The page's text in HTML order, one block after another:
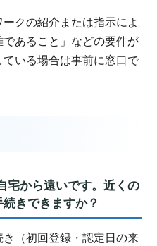
クの紹介または指示によ
あること」などの要件が
いる場合は事前に窓口で
宅から遠いです。近くの
きできますか？
（初回登録・認定日の来